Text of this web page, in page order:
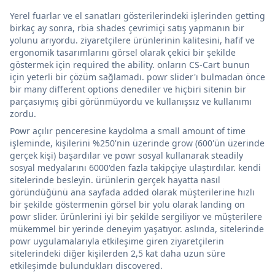
Yerel fuarlar ve el sanatları gösterilerindeki işlerinden getting
birkaç ay sonra, rbia shades çevrimiçi satış yapmanın bir
yolunu arıyordu. ziyaretçilere ürünlerinin kalitesini, hafif ve
ergonomik tasarımlarını görsel olarak çekici bir şekilde
göstermek için required the ability. onların CS-Cart bunun
için yeterli bir çözüm sağlamadı. powr slider'ı bulmadan önce
bir many different options denediler ve hiçbiri sitenin bir
parçasıymış gibi görünmüyordu ve kullanışsız ve kullanımı
zordu.
Powr açılır penceresine kaydolma a small amount of time
işleminde, kişilerini %250'nin üzerinde grow (600'ün üzerinde
gerçek kişi) başardılar ve powr sosyal kullanarak steadily
sosyal medyalarını 6000'den fazla takipçiye ulaştırdılar. kendi
sitelerinde besleyin. ürünlerin gerçek hayatta nasıl
göründüğünü ana sayfada added olarak müşterilerine hızlı
bir şekilde göstermenin görsel bir yolu olarak landing on
powr slider. ürünlerini iyi bir şekilde sergiliyor ve müşterilere
mükemmel bir yerinde deneyim yaşatıyor. aslında, sitelerinde
powr uygulamalarıyla etkileşime giren ziyaretçilerin
sitelerindeki diğer kişilerden 2,5 kat daha uzun süre
etkileşimde bulundukları discovered.